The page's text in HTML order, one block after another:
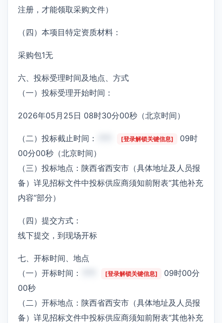
注册，才能领取采购文件）
（四）本项目特定资质材料：
采购包1无
六、投标受理时间及地点、方式
（一）投标受理开始时间：
2026年05月25日 08时30分00秒（北京时间）
（二）投标截止时间： [登录解锁关键信息]
09时
00分00秒（北京时间）
（三）投标地点：陕西省西安市（具体地址及人员报
备）详见招标文件中投标供应商须知前附表“其他补充
内容”部分）
（四）提交方式：
线下提交，到现场开标
七、开标时间、地点
（一）开标时间：
[登录解锁关键信息]
09时00分
00秒
（二）开标地点：陕西省西安市（具体地址及人员报
备）详见招标文件中投标供应商须知前附表“其他补充